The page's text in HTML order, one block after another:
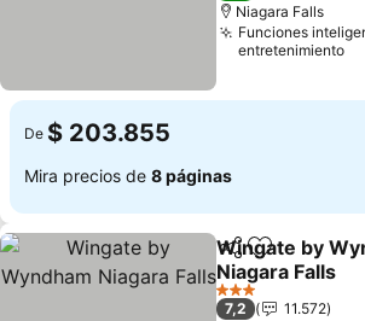
Niagara Falls
Funciones
entretenimiento
De $ 203.855
Mira precios de 8 páginas
CompartirAgregar a
Wingate by
Niagara Falls
Ver precios
3 Estrellas
7,2
11.572